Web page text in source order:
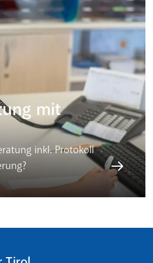
mit
inkl. Protokoll